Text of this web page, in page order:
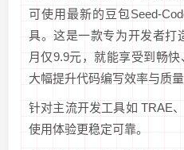
可使用最新的豆包Seed-
具。这是一款专为开发者打
月仅9.9元，就能享受到畅快
大幅提升代码编写效率与质量
针对主流开发工具如 TRAE
使用体验更稳定可靠。